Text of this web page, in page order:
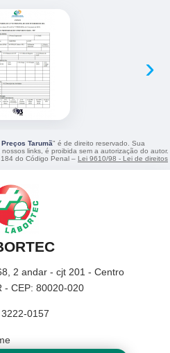
›
Tarumã" é de direito reservado. Sua
links, é proibida sem a autorização do autor.
do Código Penal – Lei 9610/98 - Lei de direitos
2 andar - cjt 201 - Centro
- CEP: 80020-020
0157